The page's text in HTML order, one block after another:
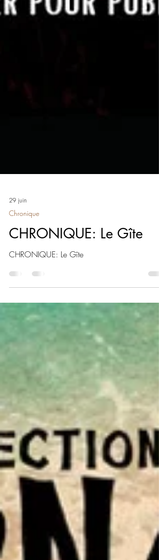
29 juin
CHRONIQUE: Le Gîte
CHRONIQUE: Le Gîte